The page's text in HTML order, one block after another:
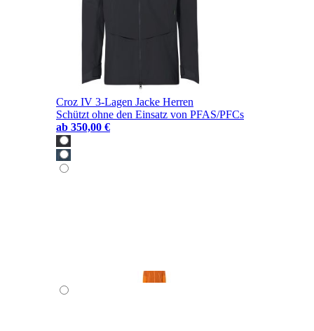
Croz IV 3-Lagen Jacke Herren
Schützt ohne den Einsatz von PFAS/PFCs
ab 350,00 €